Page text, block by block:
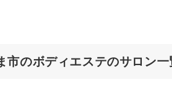
市のボディエステのサロン一